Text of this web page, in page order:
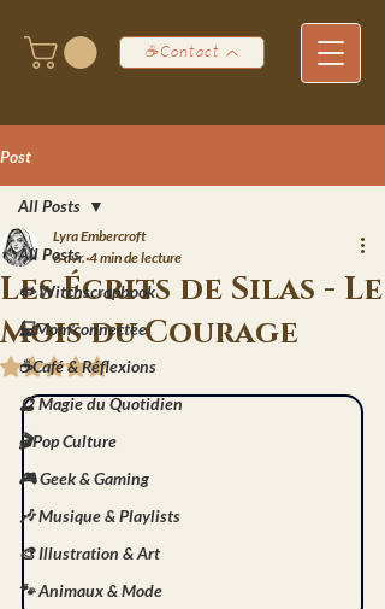
☕Contact
Post
All Posts
✏️ Witchscrapbook
💻Mom'connectée
☕Café & Réflexions
🔮 Magie du Quotidien
🎬Pop Culture
🎮 Geek & Gaming
🎶 Musique & Playlists
🎨 Illustration & Art
🐾 Animaux & Mode
All Posts
Les Écrits de Silas - Le
Mois du Courage
Lyra Embercroft
6 avr. 4 min de lecture
Noté NaN étoiles sur 5.